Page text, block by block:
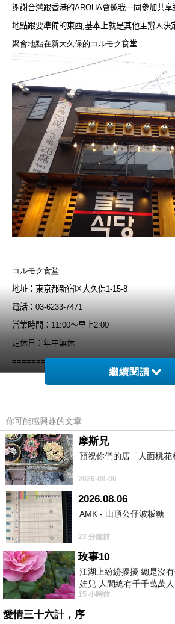
謝謝台灣跟香港的AROHA會邀我一同參加共享
地點跟要準備的東西,基本上就是其他主辦人決
聚會地點在新大久保的 コルモク食堂
コルモク食堂
地址：東京都新宿区大久保1-15-8
電話： 03-6233-7471
営業時間： 11:00〜早上2:00
定休日：年中無休
跟大人數一起的是第
跟是誰的粉絲這樣
有些粉絲還自製準備了零食點心當禮物分送
還有自己印的些ASTRO圖片很用心 ,我自己都沒
這天吃的食物還挺實惠的
吃到很多種類的韓食跟喝飲料
繼續閱讀
你可能感興趣的文章
摩斯兄
預祝你們的店「人面桃花
2026-08-06
2026.08.06
AMK - 山頂公仔波板糖
23 分鐘前
玫事10
江湖上紛紛擾擾 總是沒
娃兒 人間總有千千萬萬
山佛山泰華衡恆嵩 一山之
15 小時前
愛情三十六計，序